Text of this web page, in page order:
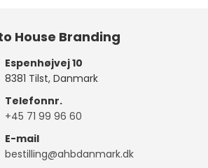
House Branding
Espenhøjvej 10
8381 Tilst, Danmark
Telefonnr.
+45 71 99 96 60
E-mail
bestilling@ahbdanmark.dk